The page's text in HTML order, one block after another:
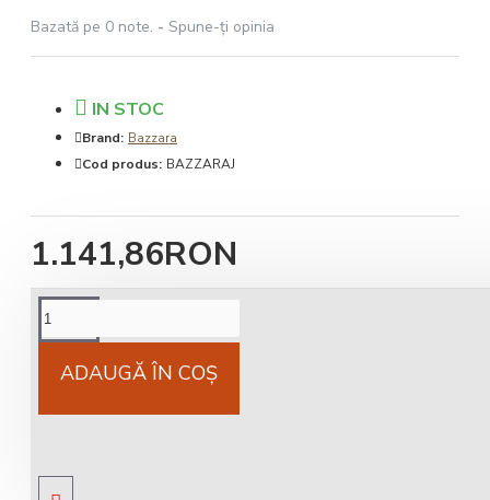
Bazată pe 0 note. - Spune-ţi opinia
1.141,86RON
IN STOC
Brand: Bazzara
Cod produs: BAZZARAJ
ADAUGĂ ÎN COŞ
Cost livrareNational 25Lei locker 25 lei